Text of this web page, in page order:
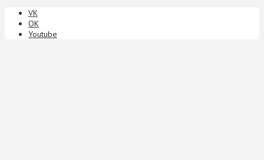
VK
ОК
Youtube